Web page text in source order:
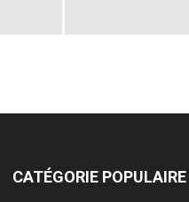
CATÉGORIE POPULAIRE